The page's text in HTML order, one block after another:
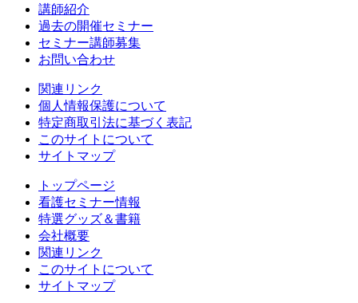
講師紹介
過去の開催セミナー
セミナー講師募集
お問い合わせ
関連リンク
個人情報保護について
特定商取引法に基づく表記
このサイトについて
サイトマップ
トップページ
看護セミナー情報
特選グッズ＆書籍
会社概要
関連リンク
このサイトについて
サイトマップ